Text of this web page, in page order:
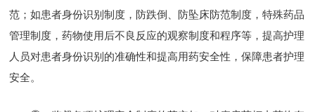
范；如患者身份识别制度，防跌倒、防坠床防范制度，特殊药品
管理制度，药物使用后不良反应的观察制度和程序等，提高护理
人员对患者身份识别的准确性和提高用药安全性，保障患者护理
安全。